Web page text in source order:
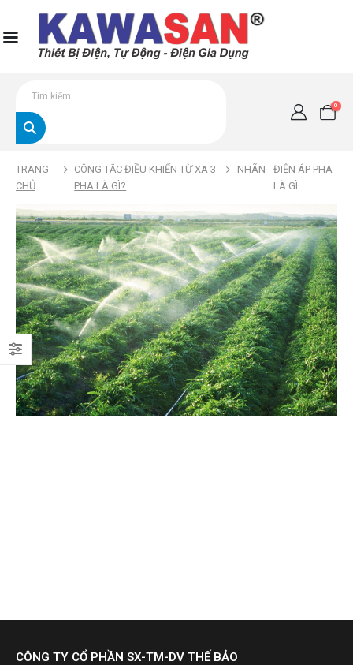
0
TRANG
CHỦ
CÔNG TẮC ĐIỀU KHIỂN TỪ XA 3
PHA LÀ GÌ?
NHÃN -ĐIỆN ÁP PHA
LÀ GÌ
CÔNG TY CỔ PHẦN SX-TM-DV THẾ BẢO